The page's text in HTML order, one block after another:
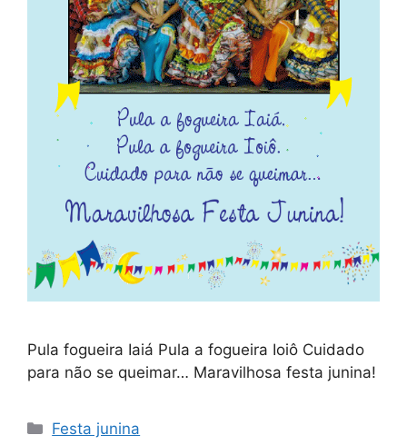
Pula fogueira Iaiá Pula a fogueira Ioiô Cuidado
para não se queimar… Maravilhosa festa junina!
Categorias
Festa junina